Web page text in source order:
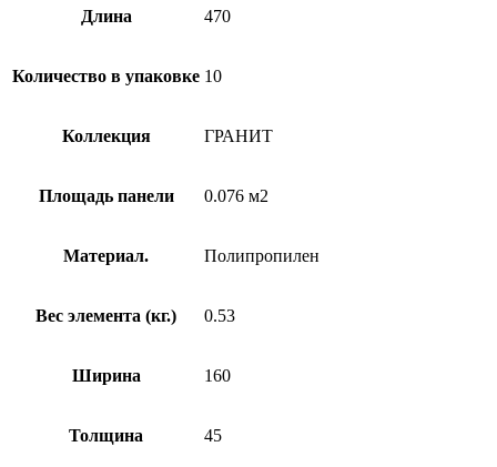
Длина 470
Количество в упаковке 10
Коллекция ГРАНИТ
Площадь панели 0.076 м2
Материал. Полипропилен
Вес элемента (кг.) 0.53
Ширина 160
Толщина 45